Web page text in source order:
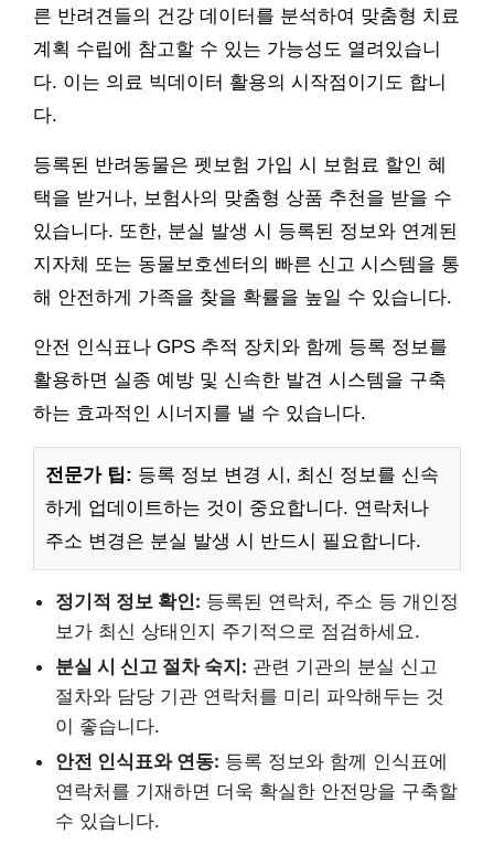
른 반려견들의 건강 데이터를 분석하여 맞춤형 치료
계획 수립에 참고할 수 있는 가능성도 열려있습니
다. 이는 의료 빅데이터 활용의 시작점이기도 합니
다.
등록된 반려동물은 펫보험 가입 시 보험료 할인 혜
택을 받거나, 보험사의 맞춤형 상품 추천을 받을 수
있습니다. 또한, 분실 발생 시 등록된 정보와 연계된
지자체 또는 동물보호센터의 빠른 신고 시스템을 통
해 안전하게 가족을 찾을 확률을 높일 수 있습니다.
안전 인식표나 GPS 추적 장치와 함께 등록 정보를
활용하면 실종 예방 및 신속한 발견 시스템을 구축
하는 효과적인 시너지를 낼 수 있습니다.
전문가 팁: 등록 정보 변경 시, 최신 정보를 신속
하게 업데이트하는 것이 중요합니다. 연락처나
주소 변경은 분실 발생 시 반드시 필요합니다.
정기적 정보 확인: 등록된 연락처, 주소 등 개인정
보가 최신 상태인지 주기적으로 점검하세요.
분실 시 신고 절차 숙지: 관련 기관의 분실 신고
절차와 담당 기관 연락처를 미리 파악해두는 것
이 좋습니다.
안전 인식표와 연동: 등록 정보와 함께 인식표에
연락처를 기재하면 더욱 확실한 안전망을 구축할
수 있습니다.